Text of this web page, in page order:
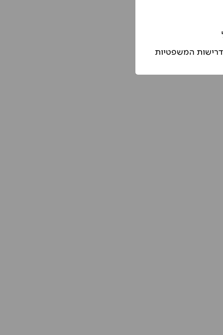
המשפטיות